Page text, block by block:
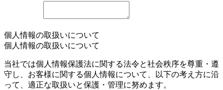
個人情報の取扱いについて
個人情報の取扱いについて
当社では個人情報保護法に関する法令と社会秩序を尊重・遵
守し、お客様に関する個人情報について、以下の考え方に沿
って、適正な取扱いと保護・管理に努めます。